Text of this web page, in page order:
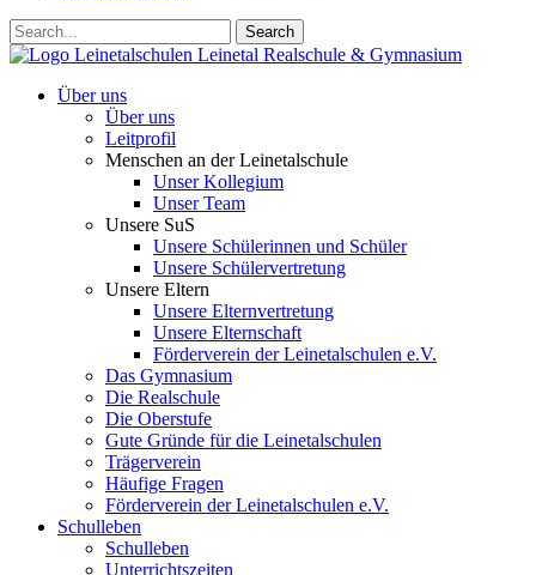
Search
Leinetalschulen Leinetal Realschule & Gymnasium
Über uns
Über uns
Leitprofil
Menschen an der Leinetalschule
Unser Kollegium
Unser Team
Unsere SuS
Unsere Schülerinnen und Schüler
Unsere Schülervertretung
Unsere Eltern
Unsere Elternvertretung
Unsere Elternschaft
Förderverein der Leinetalschulen e.V.
Das Gymnasium
Die Realschule
Die Oberstufe
Gute Gründe für die Leinetalschulen
Trägerverein
Häufige Fragen
Förderverein der Leinetalschulen e.V.
Schulleben
Schulleben
Unterrichtszeiten